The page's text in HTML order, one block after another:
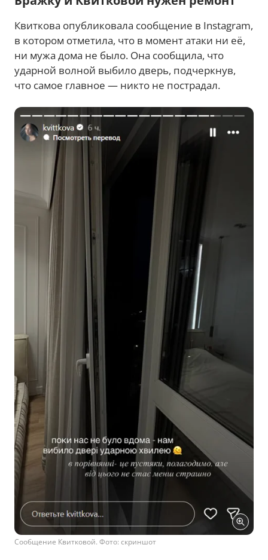
Квиткова опубликовала сообщение в Instagram,
в котором отметила, что в момент атаки ни её,
ни мужа дома не было. Она сообщила, что
ударной волной выбило дверь, подчеркнув,
что самое главное — никто не пострадал.
Сообщение Квитковой. Фото: скриншот